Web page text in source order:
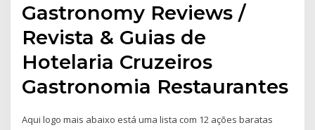
Gastronomy Reviews /
Revista & Guias de
Hotelaria Cruzeiros
Gastronomia Restaurantes
Aqui logo mais abaixo está uma lista com 12 ações baratas